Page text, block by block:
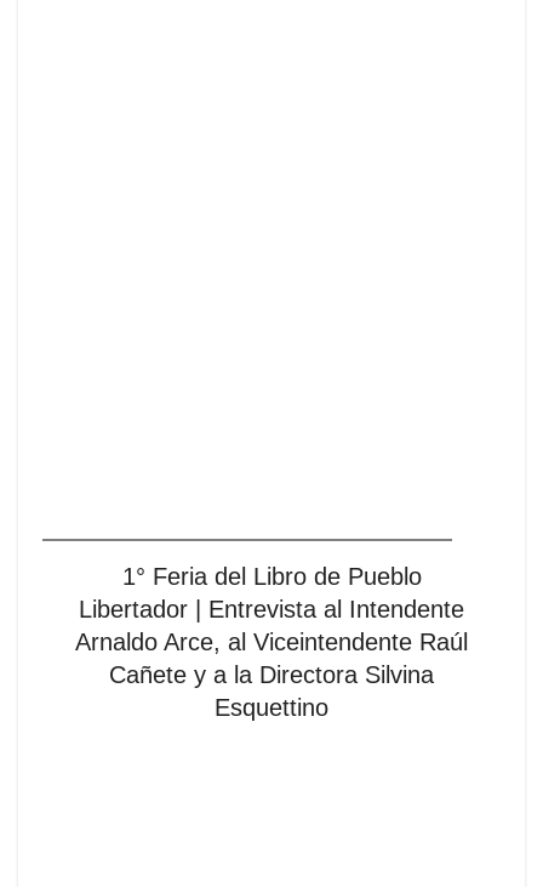
1° Feria del Libro de Pueblo
Libertador | Entrevista al Intendente
Arnaldo Arce, al Viceintendente Raúl
Cañete y a la Directora Silvina
Esquettino